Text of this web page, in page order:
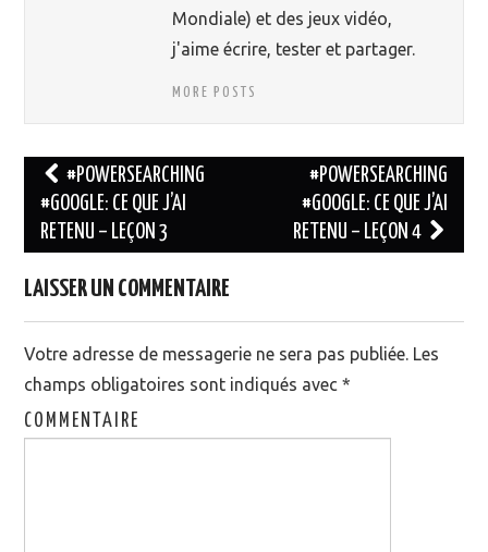
Mondiale) et des jeux vidéo,
j'aime écrire, tester et partager.
MORE POSTS
Navigation des articles
#POWERSEARCHING
#GOOGLE: CE QUE J’AI
RETENU – LEÇON 3
#POWERSEARCHING
#GOOGLE: CE QUE J’AI
RETENU – LEÇON 4
LAISSER UN COMMENTAIRE
Votre adresse de messagerie ne sera pas publiée. Les
champs obligatoires sont indiqués avec*
COMMENTAIRE